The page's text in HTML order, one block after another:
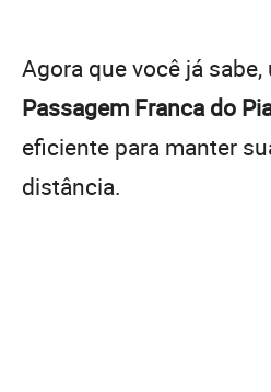
Agora que você já sabe,
Passagem Franca do
eficiente para manter
distância.